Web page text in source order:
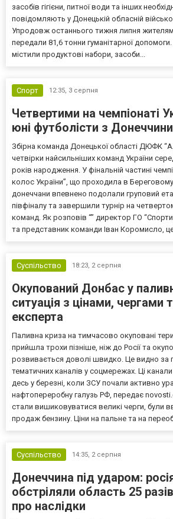
засобів гігієни, питної води та інших
повідомляють у Донецькій обласній
Упродовж останнього тижня липня
передали 81,6 тонни гуманітарної допомоги.
містили продуктові набори, засоби...
Спорт 12:35, 3 серпня
Четвертими на чемпіонаті
юні футболісти з Донеччини
Збірна команда Донецької області ДЮФК
четвірки найсильніших команд України
років народження. У фінальній частині
колос України”, що проходила в Береговому
донеччани впевнено подолали груповий
півфіналу та завершили турнір на
команд. Як розповів “” директор ГО
та представник команди Іван Коромисло,
Суспільство 18:23, 2 серпня
Окупований Донбас у
ситуація з цінами, чергами
експерта
Паливна криза на тимчасово окуповані
прийшла трохи пізніше, ніж до Росії та
розвивається доволі швидко. Це видно за
тематичних каналів у соцмережах. Ці
десь у березні, коли ЗСУ почали активно
нафтопереробну галузь РФ, передає
стали вишиковуватися великі черги, були
продаж бензину. Ціни на пальне та на
Суспільство 14:35, 2 серпня
Донеччина під ударом:
обстріляли область 25
про наслідки